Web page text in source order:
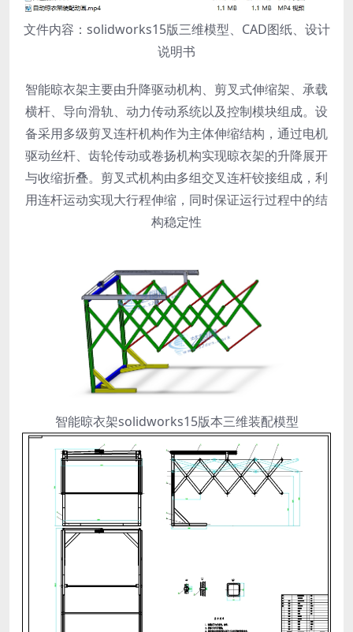
文件内容：solidworks15版三维模型、CAD图纸、设计
说明书
智能晾衣架主要由升降驱动机构、剪叉式伸缩架、承载
横杆、导向滑轨、动力传动系统以及控制模块组成。设
备采用多级剪叉连杆机构作为主体伸缩结构，通过电机
驱动丝杆、齿轮传动或卷扬机构实现晾衣架的升降展开
与收缩折叠。剪叉式机构由多组交叉连杆铰接组成，利
用连杆运动实现大行程伸缩，同时保证运行过程中的结
构稳定性
智能晾衣架solidworks15版本三维装配模型